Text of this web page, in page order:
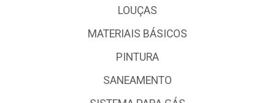
LOUÇAS
MATERIAIS BÁSICOS
PINTURA
SANEAMENTO